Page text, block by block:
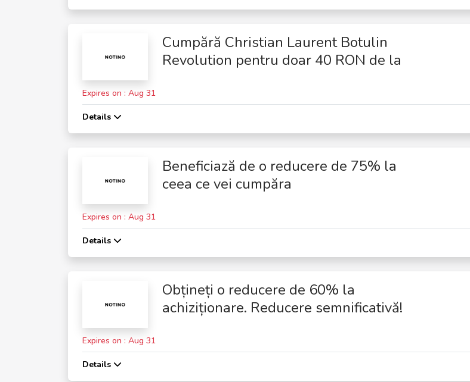
Cumpără Christian Laurent Botulin
Revolution pentru doar 40 RON de la
Expires on : Aug 31
Details
Beneficiază de o reducere de 75% la
ceea ce vei cumpăra
Expires on : Aug 31
Details
Obțineți o reducere de 60% la
achiziționare. Reducere semnificativă!
Expires on : Aug 31
Details